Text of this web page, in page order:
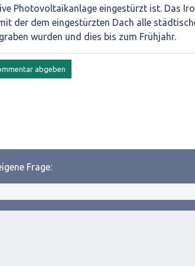
Photovoltaikanlage eingestürzt ist. Das
der dem eingestürzten Dach alle
wurden und dies bis zum Frühjahr.
Frage: